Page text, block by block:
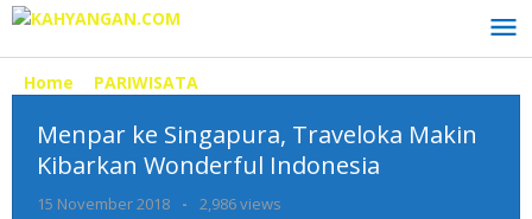
Lewati
konten
Home
PARIWISATA
Singapura,
Traveloka
Makin
Kibarkan
Menpar ke Singapura, Traveloka Makin
Kibarkan Wonderful Indonesia
15 November 2018
oleh
-
2,986 views